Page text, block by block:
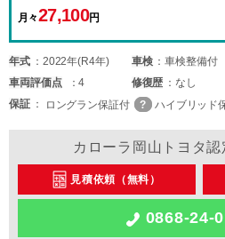
月々27,100円
年式 2022年(R4年) 車検 車検整備付
車両評価点 4 修復歴 なし
保証
ロングラン保証付 ハイブリッド
カローラ岡山トヨタ
見積依頼（無料）
0868-24-